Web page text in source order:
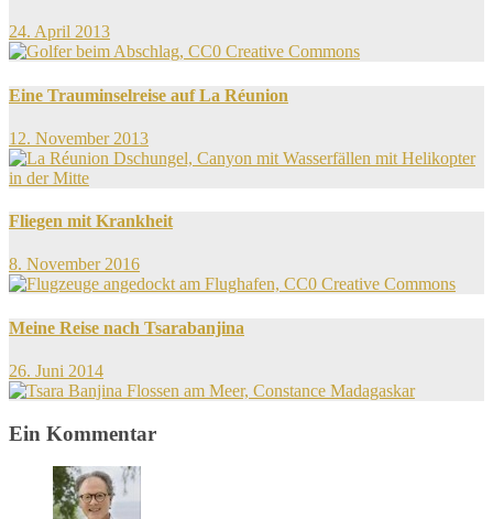
Beiträge
24. April 2013
Eine Trauminselreise auf La Réunion
12. November 2013
Fliegen mit Krankheit
8. November 2016
Meine Reise nach Tsarabanjina
26. Juni 2014
Ein Kommentar